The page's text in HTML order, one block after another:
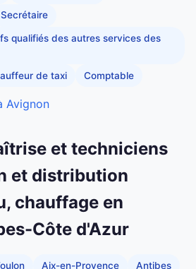
Secrétaire
qualifiés des autres services des
de taxi Comptable
Avignon
et techniciens
et distribution
chauffage en
Côte d'Azur
Aix-en-Provence Antibes